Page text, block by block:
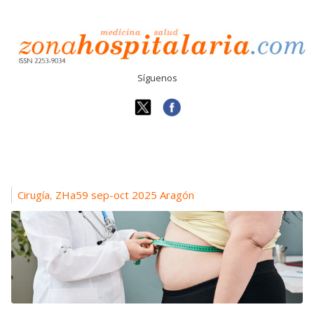
Síguenos
Cirugía, ZHa59 sep-oct 2025 Aragón